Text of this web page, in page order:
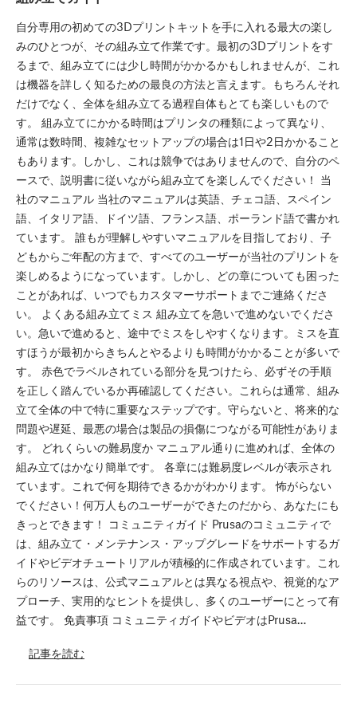
自分専用の初めての3Dプリントキットを手に入れる最大の楽し
みのひとつが、その組み立て作業です。最初の3Dプリントをす
るまで、組み立てには少し時間がかかるかもしれませんが、これ
は機器を詳しく知るための最良の方法と言えます。もちろんそれ
だけでなく、全体を組み立てる過程自体もとても楽しいもので
す。 組み立てにかかる時間はプリンタの種類によって異なり、
通常は数時間、複雑なセットアップの場合は1日や2日かかること
もあります。しかし、これは競争ではありませんので、自分のペ
ースで、説明書に従いながら組み立てを楽しんでください！ 当
社のマニュアル 当社のマニュアルは英語、チェコ語、スペイン
語、イタリア語、ドイツ語、フランス語、ポーランド語で書かれ
ています。 誰もが理解しやすいマニュアルを目指しており、子
どもからご年配の方まで、すべてのユーザーが当社のプリントを
楽しめるようになっています。しかし、どの章についても困った
ことがあれば、いつでもカスタマーサポートまでご連絡くださ
い。 よくある組み立てミス 組み立てを急いで進めないでくださ
い。急いで進めると、途中でミスをしやすくなります。ミスを直
すほうが最初からきちんとやるよりも時間がかかることが多いで
す。 赤色でラベルされている部分を見つけたら、必ずその手順
を正しく踏んでいるか再確認してください。これらは通常、組み
立て全体の中で特に重要なステップです。守らないと、将来的な
問題や遅延、最悪の場合は製品の損傷につながる可能性がありま
す。 どれくらいの難易度か マニュアル通りに進めれば、全体の
組み立てはかなり簡単です。 各章には難易度レベルが表示され
ています。これで何を期待できるかがわかります。 怖がらない
でください！何万人ものユーザーができたのだから、あなたにも
きっとできます！ コミュニティガイド Prusaのコミュニティで
は、組み立て・メンテナンス・アップグレードをサポートするガ
イドやビデオチュートリアルが積極的に作成されています。これ
らのリソースは、公式マニュアルとは異なる視点や、視覚的なア
プローチ、実用的なヒントを提供し、多くのユーザーにとって有
益です。 免責事項 コミュニティガイドやビデオはPrusa…
記事を読む